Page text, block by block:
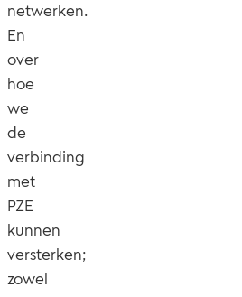
netwerken.
En
over
hoe
we
de
verbinding
met
PZE
kunnen
versterken;
zowel